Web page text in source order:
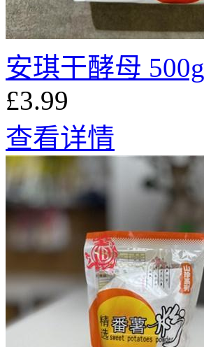
安琪干酵母 500g
£3.99
查看详情